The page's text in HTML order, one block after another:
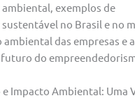
exemplos de
no Brasil e no
das empresas e
do
Impacto Ambiental: Uma